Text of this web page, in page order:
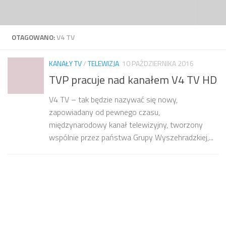
OTAGOWANO:V4 TV
KANAŁY TV/TELEWIZJA 10 PAŹDZIERNIKA 2016
TVP pracuje nad kanałem V4 TV HD
V4 TV – tak będzie nazywać się nowy,
zapowiadany od pewnego czasu,
międzynarodowy kanał telewizyjny, tworzony
wspólnie przez państwa Grupy Wyszehradzkiej,...